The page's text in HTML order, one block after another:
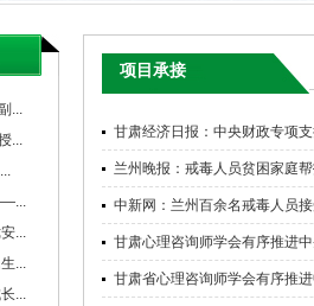
...
...
...
...
...
项目承接
甘肃经济日报：中央财政专项
兰州晚报：戒毒人员贫困家庭
中新网：兰州百余名戒毒人员
甘肃心理咨询师学会有序推进
甘肃省心理咨询师学会有序推